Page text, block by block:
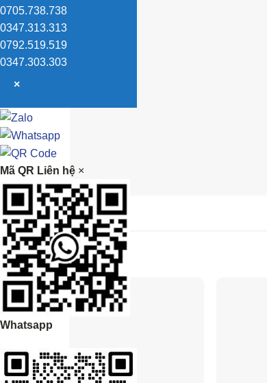
0705.738.738
0347.313.313
0792.519.519
0347.303.303
×
Mã QR Liên hệ ×
Whatsapp